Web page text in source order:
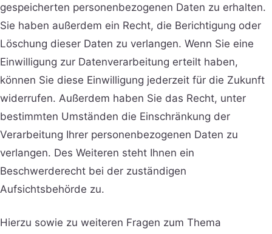
gespeicherten personenbezogenen Daten zu erhalten.
Sie haben außerdem ein Recht, die Berichtigung oder
Löschung dieser Daten zu verlangen. Wenn Sie eine
Einwilligung zur Datenverarbeitung erteilt haben,
können Sie diese Einwilligung jederzeit für die Zukunft
widerrufen. Außerdem haben Sie das Recht, unter
bestimmten Umständen die Einschränkung der
Verarbeitung Ihrer personenbezogenen Daten zu
verlangen. Des Weiteren steht Ihnen ein
Beschwerderecht bei der zuständigen
Aufsichtsbehörde zu.
Hierzu sowie zu weiteren Fragen zum Thema